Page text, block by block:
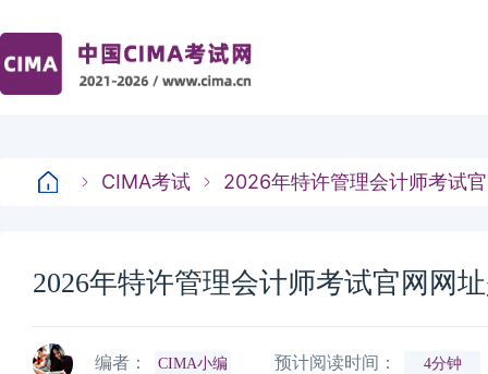
CIMA考试 2026年特许管理会计师考试
2026年特许管理会计师考试官网网
编者： CIMA小编 预计阅读时间： 4分钟